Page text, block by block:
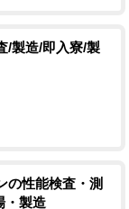
/製造/即入寮/製
の性能検査・測
・製造